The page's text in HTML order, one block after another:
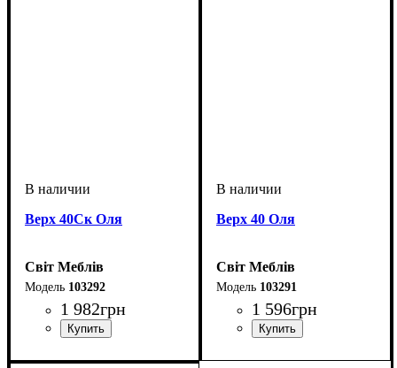
Верх 40Ск Оля
Світ Меблів
103292
1 982грн
Верх 40 Оля
Світ Меблів
103291
1 596грн